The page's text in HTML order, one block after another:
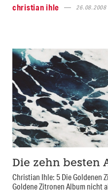
christian ihle
26.08.2008
Die zehn besten
Christian Ihle: 5 Die Goldenen
Goldene Zitronen Album nicht